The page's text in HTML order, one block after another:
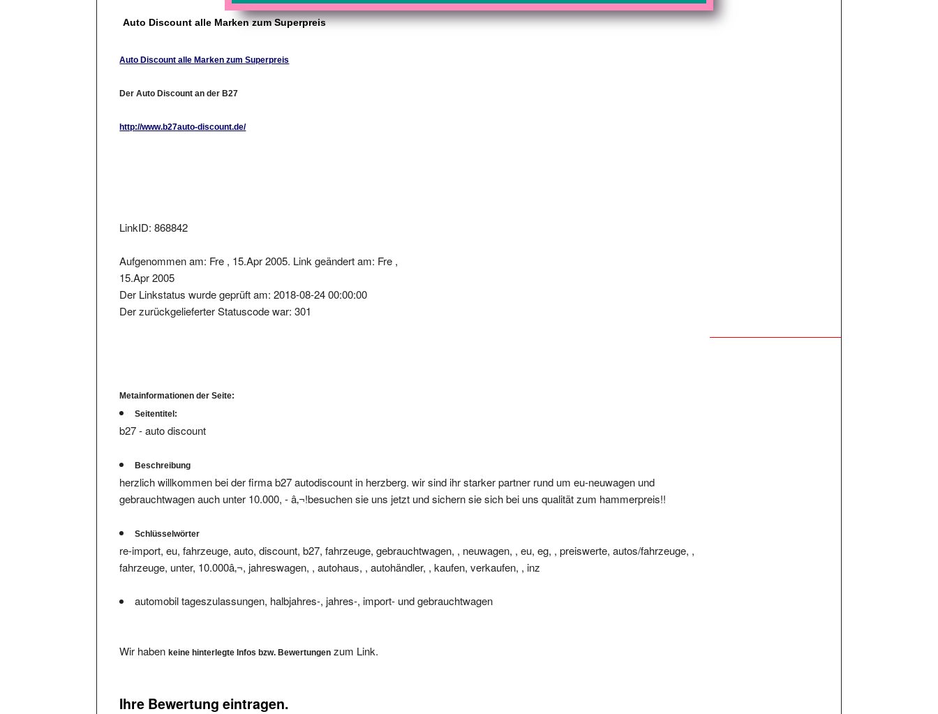
Auto Discount alle Marken zum Superpreis
Auto Discount alle Marken zum Superpreis
Der Auto Discount an der B27
http://www.b27auto-discount.de/
LinkID: 868842
Aufgenommen am: Fre , 15.Apr 2005. Link geändert am: Fre ,
15.Apr 2005
Der Linkstatus wurde geprüft am: 2018-08-24 00:00:00
Der zurückgelieferter Statuscode war: 301
Metainformationen der Seite:
Seitentitel:
b27 - auto discount
Beschreibung
herzlich willkommen bei der firma b27 autodiscount in herzberg. wir sind ihr starker partner rund um eu-neuwagen und
gebrauchtwagen auch unter 10.000, - â‚¬!besuchen sie uns jetzt und sichern sie sich bei uns qualität zum hammerpreis!!
Schlüsselwörter
re-import, eu, fahrzeuge, auto, discount, b27, fahrzeuge, gebrauchtwagen, , neuwagen, , eu, eg, , preiswerte, autos/fahrzeuge, ,
fahrzeuge, unter, 10.000â‚¬, jahreswagen, , autohaus, , autohändler, , kaufen, verkaufen, , inz
automobil tageszulassungen, halbjahres-, jahres-, import- und gebrauchtwagen
Wir habenkeine hinterlegte Infos bzw. Bewertungen zum Link.
Ihre Bewertung eintragen.